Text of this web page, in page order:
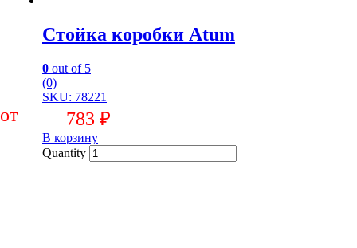
Стойка коробки Atum
0 out of 5
(0)
SKU: 78221
783 ₽
В корзину
Quantity